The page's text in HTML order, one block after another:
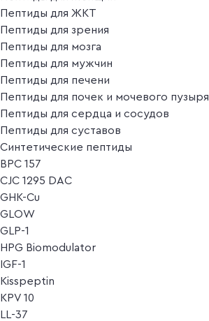
Пептиды для ЖКТ
Пептиды для зрения
Пептиды для мозга
Пептиды для мужчин
Пептиды для печени
Пептиды для почек и мочевого пузыря
Пептиды для сердца и сосудов
Пептиды для суставов
Синтетические пептиды
BPC 157
CJC 1295 DAC
GHK-Cu
GLOW
GLP-1
HPG Biomodulator
IGF-1
Kisspeptin
KPV 10
LL-37